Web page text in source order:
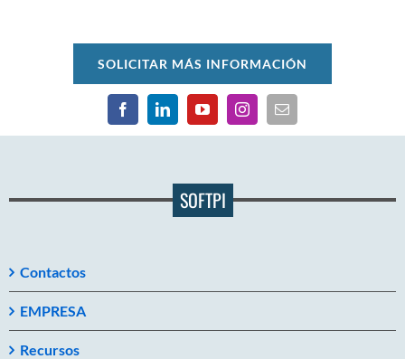
SOLICITAR MÁS INFORMACIÓN
SOFTPI
Contactos
EMPRESA
Recursos